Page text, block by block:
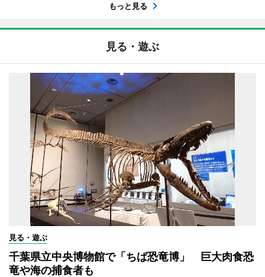
もっと見る
見る・遊ぶ
見る・遊ぶ
千葉県立中央博物館で「ちば恐竜博」 巨大肉食恐
竜や海の捕食者も